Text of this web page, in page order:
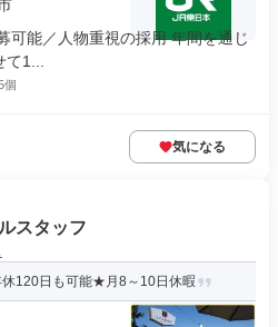
可能／人物重視の採用 年間を通じ
1...
個
気になる
スタッフ
120日も可能★月8～10日休暇